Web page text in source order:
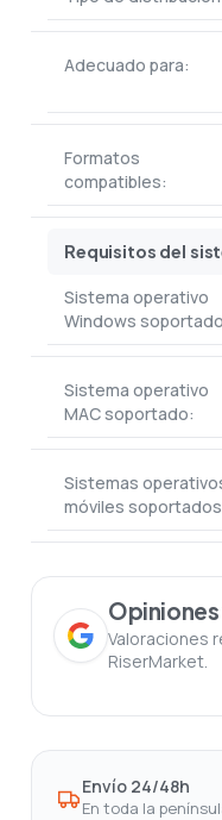
Adecuado para:
Formatos
compatibles:
Requisitos del
Sistema operativo
Windows
Sistema operativo
MAC soportado:
Sistemas
móviles
Valoraciones
RiserMarket.
Envío 24/48h
En toda la